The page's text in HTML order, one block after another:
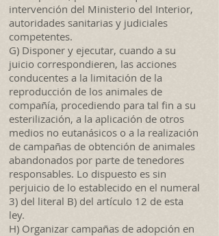
intervención del Ministerio del Interior,
autoridades sanitarias y judiciales
competentes.
G) Disponer y ejecutar, cuando a su
juicio correspondieren, las acciones
conducentes a la limitación de la
reproducción de los animales de
compañía, procediendo para tal fin a su
esterilización, a la aplicación de otros
medios no eutanásicos o a la realización
de campañas de obtención de animales
abandonados por parte de tenedores
responsables. Lo dispuesto es sin
perjuicio de lo establecido en el numeral
3) del literal B) del artículo 12 de esta
ley.
H) Organizar campañas de adopción en